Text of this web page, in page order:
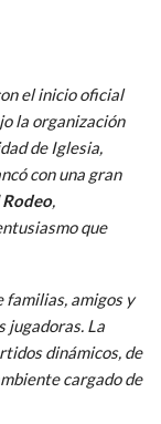
el inicio oficial
la organización
de Iglesia,
con una gran
,
que
familias, amigos y
jugadoras. La
dinámicos, de
cargado de